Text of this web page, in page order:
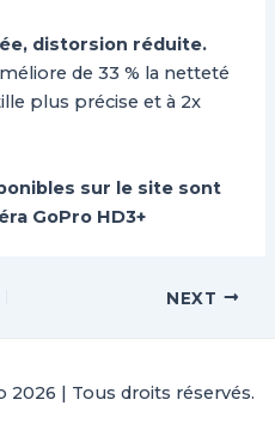
distorsion réduite.
de 33 % la netteté
plus précise et à 2x
sur le site sont
GoPro HD3+
NEXT
| Tous droits réservés.